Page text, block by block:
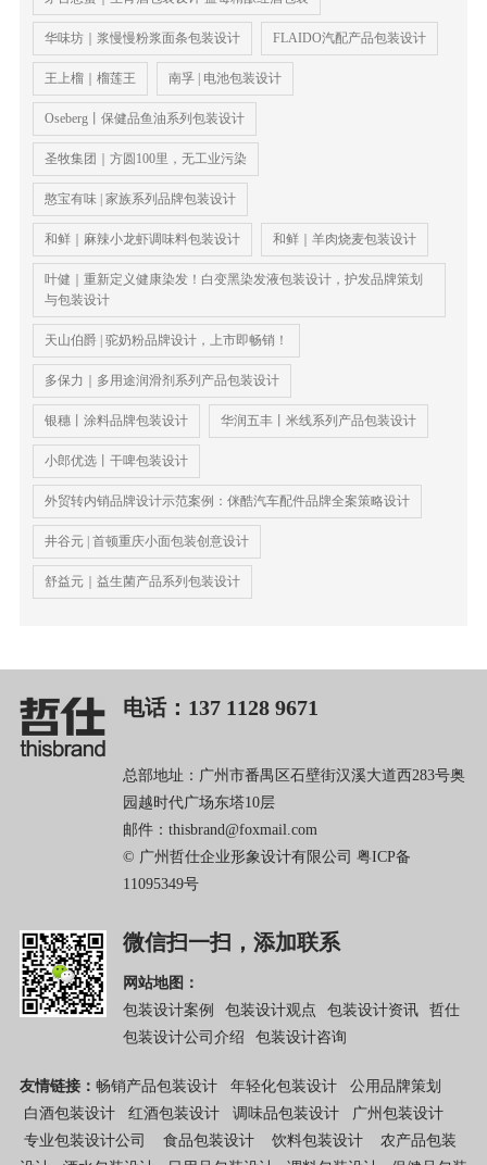
华味坊｜浆慢慢粉浆面条包装设计 FLAIDO汽配产品包装设计
王上榴｜榴莲王 南孚 | 电池包装设计
Oseberg丨保健品鱼油系列包装设计
圣牧集团｜方圆100里，无工业污染
憨宝有味 | 家族系列品牌包装设计
和鲜｜麻辣小龙虾调味料包装设计 和鲜｜羊肉烧麦包装设计
叶健｜重新定义健康染发！白变黑染发液包装设计，护发品牌策划
与包装设计
天山伯爵 | 驼奶粉品牌设计，上市即畅销！
多保力｜多用途润滑剂系列产品包装设计
银穗丨涂料品牌包装设计 华润五丰丨米线系列产品包装设计
小郎优选丨干啤包装设计
外贸转内销品牌设计示范案例：侎酷汽车配件品牌全案策略设计
井谷元 | 首顿重庆小面包装创意设计
舒益元｜益生菌产品系列包装设计
电话：137 1128 9671
总部地址：广州市番禺区石壁街汉溪大道西283号奥
园越时代广场东塔10层
邮件：thisbrand@foxmail.com
© 广州哲仕企业形象设计有限公司 粤ICP备
11095349号
微信扫一扫，添加联系
网站地图：
包装设计案例
包装设计观点 包装设计资讯
哲仕
包装设计公司介绍
包装设计咨询
友情链接： 畅销产品包装设计 年轻化包装设计
公用品牌策划
白酒包装设计
红酒包装设计 调味品包装设计
广州包装设计
专业包装设计公司
食品包装设计 饮料包装设计
农产品包装